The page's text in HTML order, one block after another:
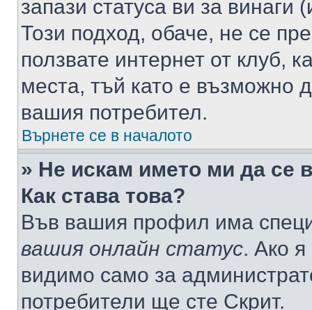
запази статуса ви за винаги
Този подход, обаче, не се
ползвате интернет от клуб,
места, тъй като е възможно
вашия потребител.
Върнете се в началото
» Не искам името ми да се
Как става това?
Във вашия профил има
вашия онлайн статус. Ако
видимо само за
потребители ще сте Скрит.